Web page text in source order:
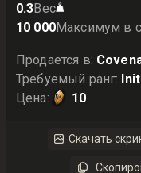
0.3Вес
10 000Максимум в
Продается в:
Требуемый ранг:
Цена: 10
Скачать